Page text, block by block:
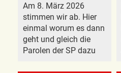
Am 8. März 2026
stimmen wir ab. Hier
einmal worum es dann
geht und gleich die
Parolen der SP dazu